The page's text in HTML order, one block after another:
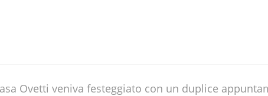
Ovetti veniva festeggiato con un duplice